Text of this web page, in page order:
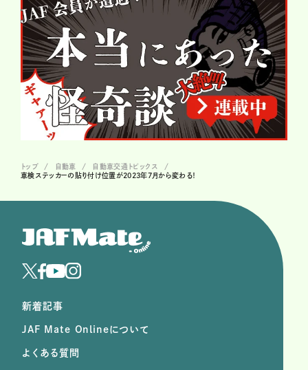
トップ 自動車
自動車交通トピックス
車検ステッカーの貼り付け位置が2023年7月から変わる！
新着記事
JAF Mate Onlineについて
よくある質問